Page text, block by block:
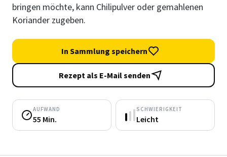
bringen möchte, kann Chilipulver oder gemahlenen
Koriander zugeben.
In Sammlung speichern
Rezept als E-Mail senden
AUFWAND
55 Min.
SCHWIERIGKEIT
Leicht